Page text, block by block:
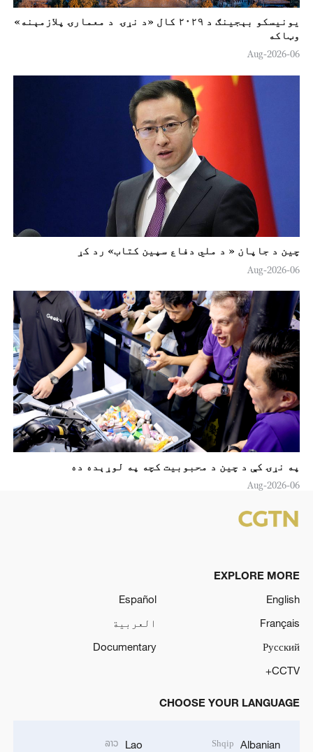
یونیسکو بېجینګ د ۲۰۲۹ کال «د نړۍ د معمارۍ پلازمېنه»
وټاکه
06-Aug-2026
چين د جاپان « د ملي دفاع سپين کتاب» رد کړ
06-Aug-2026
په نړۍ کې د چين د محبوبیت کچه په لوړېده ده
06-Aug-2026
EXPLORE MORE
English
Español
Français
العربية
Русский
Documentary
CCTV+
CHOOSE YOUR LANGUAGE
Albanian
Shqip
Lao
ລາວ